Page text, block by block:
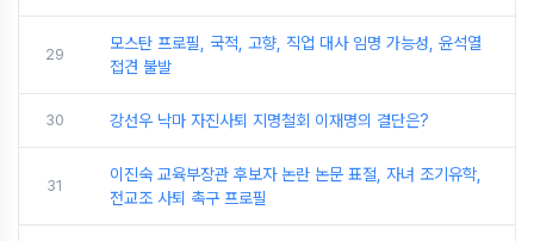
29
모스탄 프로필, 국적, 고향, 직업 대사 임명 가능성, 윤석열
접견 불발
30 강선우 낙마 자진사퇴 지명철회 이재명의 결단은?
31
이진숙 교육부장관 후보자 논란 논문 표절, 자녀 조기유학,
전교조 사퇴 촉구 프로필